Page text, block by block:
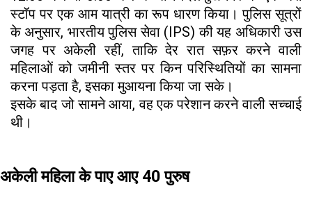
स्टॉप पर एक आम यात्री का रूप धारण किया। पुलिस सूत्रों
के अनुसार, भारतीय पुलिस सेवा (IPS) की यह अधिकारी उस
जगह पर अकेली रहीं, ताकि देर रात सफ़र करने वाली
महिलाओं को जमीनी स्तर पर किन परिस्थितियों का सामना
करना पड़ता है, इसका मुआयना किया जा सके।
इसके बाद जो सामने आया, वह एक परेशान करने वाली सच्चाई
थी।
अकेली महिला के पाए आए 40 पुरुष